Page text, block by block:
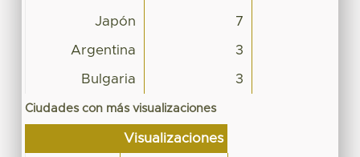
Japón 7
Argentina 3
Bulgaria 3
Ciudades con más visualizaciones
Visualizaciones